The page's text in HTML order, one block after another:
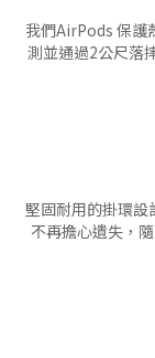
我們AirPods 保護
測並通過2公尺落
堅固耐用的掛環設
不再擔心遺失，